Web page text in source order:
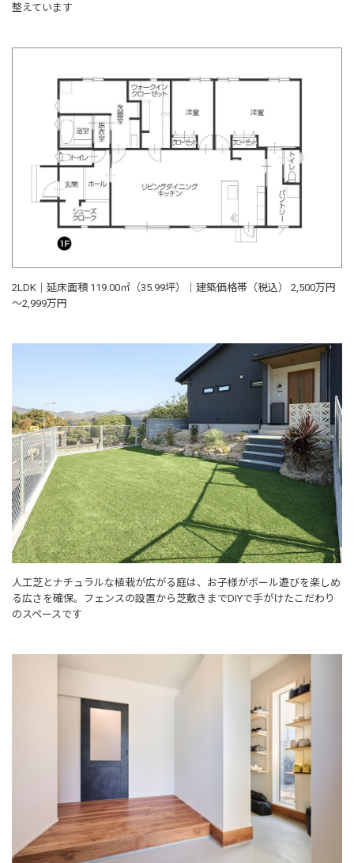
整えています
2LDK｜延床面積 119.00㎡（35.99坪）｜建築価格帯（税込） 2,500万円
～2,999万円
人工芝とナチュラルな植栽が広がる庭は、お子様がボール遊びを楽しめ
る広さを確保。フェンスの設置から芝敷きまでDIYで手がけたこだわり
のスペースです